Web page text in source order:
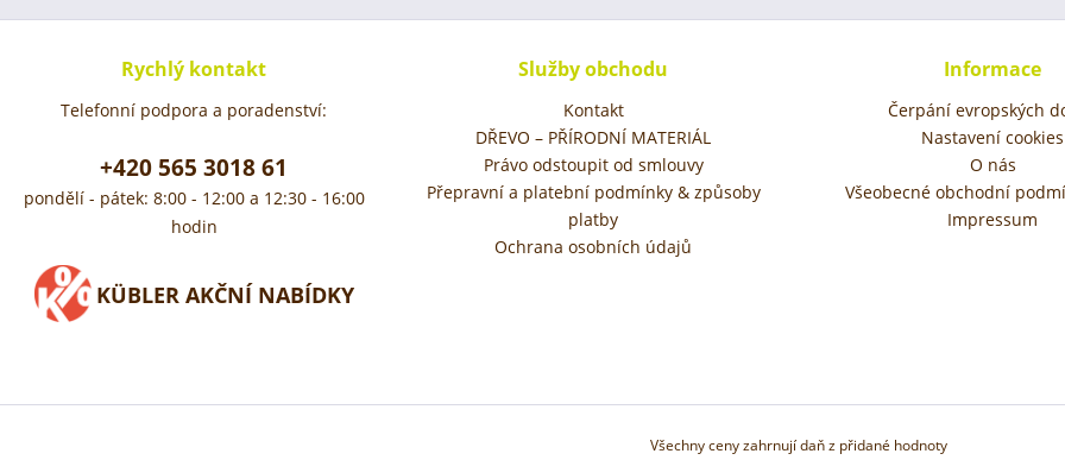
Rychlý kontakt
Telefonní podpora a poradenství:
+420 565 3018 61
pondělí - pátek: 8:00 - 12:00 a 12:30 - 16:00
hodin
KÜBLER AKČNÍ NABÍDKY
Služby obchodu
Kontakt
DŘEVO – PŘÍRODNÍ MATERIÁL
Právo odstoupit od smlouvy
Přepravní a platební podmínky & způsoby
platby
Ochrana osobních údajů
Informace
Čerpání evropských
Nastavení cookies
O nás
Všeobecné obchodní
Impressum
Všechny ceny zahrnují daň z přidané hodnoty